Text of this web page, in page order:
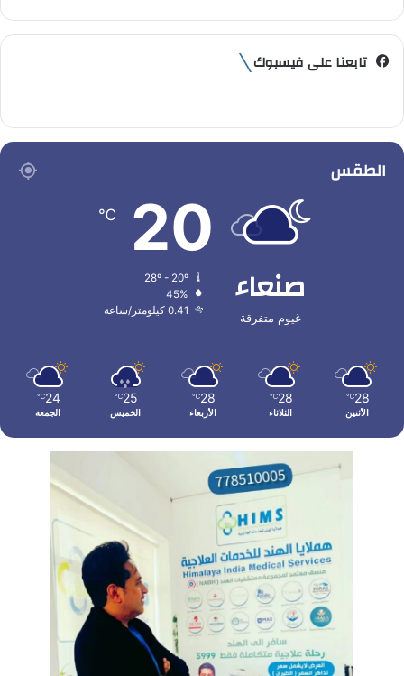
تابعنا على فيسبوك
الطقس
صنعاء
غيوم متفرقة
20
℃
45%
0.41 كيلومتر/ساعة
28
℃
الأثنين
28
℃
الثلاثاء
28
℃
الأربعاء
25
℃
الخميس
24
℃
الجمعة